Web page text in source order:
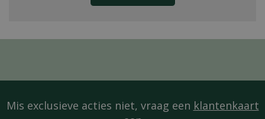
Mis exclusieve acties niet, vraag een klantenkaart